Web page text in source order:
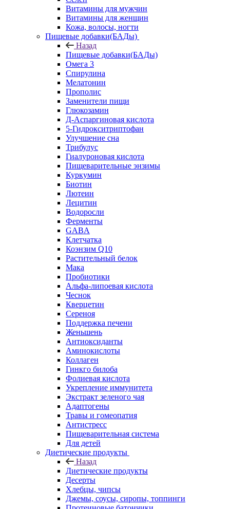
Витамины для мужчин
Витамины для женщин
Кожа, волосы, ногти
Пищевые добавки(БАДы)
Назад
Пищевые добавки(БАДы)
Омега 3
Спирулина
Мелатонин
Прополис
Заменители пищи
Глюкозамин
Д-Аспаргиновая кислота
5-Гидрокситриптофан
Улучшение сна
Трибулус
Гиалуроновая кислота
Пищеварительные энзимы
Куркумин
Биотин
Лютеин
Лецитин
Водоросли
Ферменты
GABA
Клетчатка
Коэнзим Q10
Растительный белок
Мака
Пробиотики
Альфа-липоевая кислота
Чеснок
Кверцетин
Сереноя
Поддержка печени
Женьшень
Антиоксиданты
Аминокислоты
Коллаген
Гинкго билоба
Фолиевая кислота
Укрепление иммунитета
Экстракт зеленого чая
Адаптогены
Травы и гомеопатия
Антистресс
Пищеварительная система
Для детей
Диетические продукты
Назад
Диетические продукты
Десерты
Хлебцы, чипсы
Джемы, соусы, сиропы, топпинги